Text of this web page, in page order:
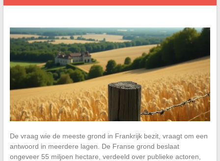
De vraag wie de meeste grond in Frankrijk bezit, vraagt om een
antwoord in meerdere lagen. De Franse grond beslaat
ongeveer 55 miljoen hectare, verdeeld over publieke actoren,